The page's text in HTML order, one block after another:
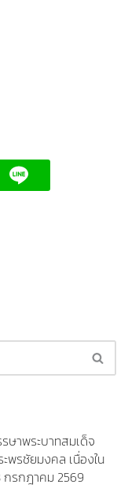
ษาพระบาทสมเด็จ
พรชัยมงคล เนื่องใน
กรกฎาคม 2569